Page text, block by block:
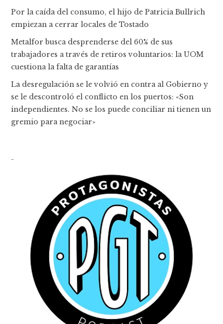
Por la caída del consumo, el hijo de Patricia Bullrich
empiezan a cerrar locales de Tostado
Metalfor busca desprenderse del 60% de sus
trabajadores a través de retiros voluntarios: la UOM
cuestiona la falta de garantías
La desregulación se le volvió en contra al Gobierno y
se le descontroló el conflicto en los puertos: «Son
independientes. No se los puede conciliar ni tienen un
gremio para negociar»
-